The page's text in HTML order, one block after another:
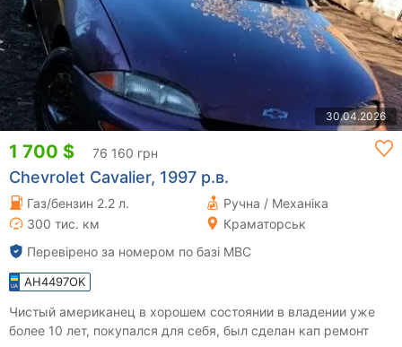
30.04.2026
1 700 $ 76 160 грн
Chevrolet Cavalier, 1997 р.в.
Газ/бензин 2.2 л.
Ручна / Механіка
300 тис. км
Краматорськ
Перевірено за номером по базі МВС
AH4497OK
Чистый американец в хорошем состоянии в владении уже
более 10 лет, покупался для себя, был сделан кап ремонт